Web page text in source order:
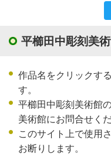
平櫛田中彫刻美
作品名をクリックす
す。
平櫛田中彫刻美術館
美術館にお問合せくだ
このサイト上で使用
お断りします。